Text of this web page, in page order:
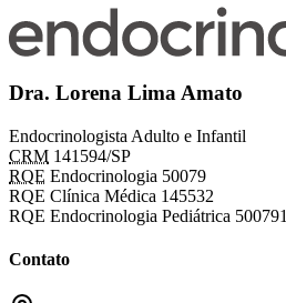
Dra. Lorena Lima Amato
Endocrinologista Adulto e Infantil
CRM 141594/SP
RQE Endocrinologia 50079
RQE Clínica Médica 145532
RQE Endocrinologia Pediátrica 500791
Contato